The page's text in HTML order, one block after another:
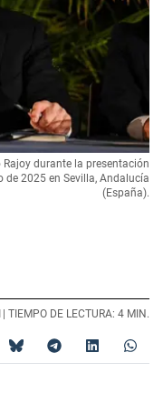
durante la presentación
de 2025 en Sevilla, Andalucía
(España).
| TIEMPO DE LECTURA: 4 MIN.